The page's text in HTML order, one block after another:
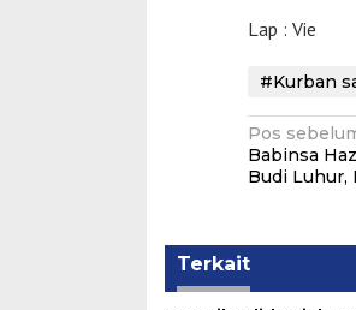
Lap : Vie
#Kurban
pos
Pos
Babinsa
Budi Luhur,
Terkait